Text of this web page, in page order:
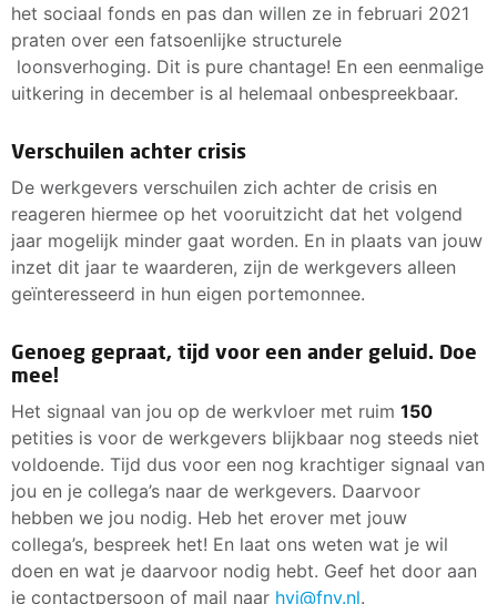
het sociaal fonds en pas dan willen ze in februari 2021
praten over een fatsoenlijke structurele
loonsverhoging. Dit is pure chantage! En een eenmalige
uitkering in december is al helemaal onbespreekbaar.
Verschuilen achter crisis
De werkgevers verschuilen zich achter de crisis en
reageren hiermee op het vooruitzicht dat het volgend
jaar mogelijk minder gaat worden. En in plaats van jouw
inzet dit jaar te waarderen, zijn de werkgevers alleen
geïnteresseerd in hun eigen portemonnee.
Genoeg gepraat, tijd voor een ander geluid. Doe
mee!
Het signaal van jou op de werkvloer met ruim 150
petities is voor de werkgevers blijkbaar nog steeds niet
voldoende. Tijd dus voor een nog krachtiger signaal van
jou en je collega’s naar de werkgevers. Daarvoor
hebben we jou nodig. Heb het erover met jouw
collega’s, bespreek het! En laat ons weten wat je wil
doen en wat je daarvoor nodig hebt. Geef het door aan
je contactpersoon of mail naar hvi@fnv.nl.